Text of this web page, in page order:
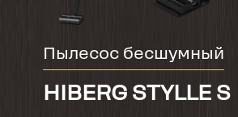
Пылесос бесшумный
HIBERG STYLLE S